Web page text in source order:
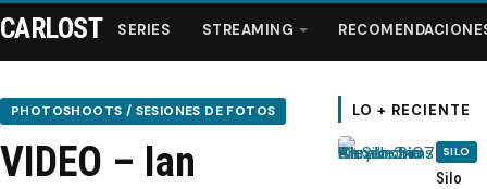
Series
CARLOST SERIES STREAMING
PHOTOSHOOTS / SESIONES DE FOTOS
VIDEO – Ian
LO + RECIENTE
SILO
Silo